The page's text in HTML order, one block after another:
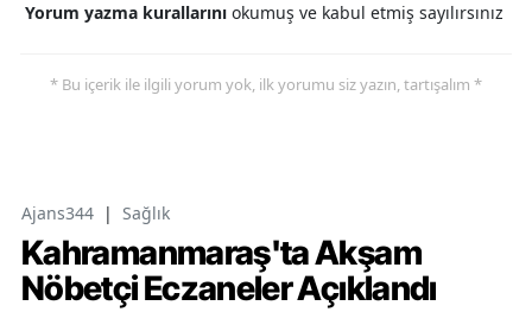
Yorum yazma kurallarını okumuş ve kabul etmiş sayılırsınız
* Bu içerik ile ilgili yorum yok, ilk yorumu siz yazın, tartışalım *
Ajans344 | Sağlık
Kahramanmaraş'ta Akşam
Nöbetçi Eczaneler Açıklandı